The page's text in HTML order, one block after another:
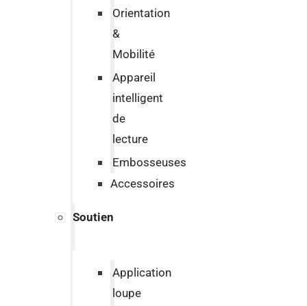
Orientation
&
Mobilité
Appareil
intelligent
de
lecture
Embosseuses
Accessoires
Soutien
Application
loupe